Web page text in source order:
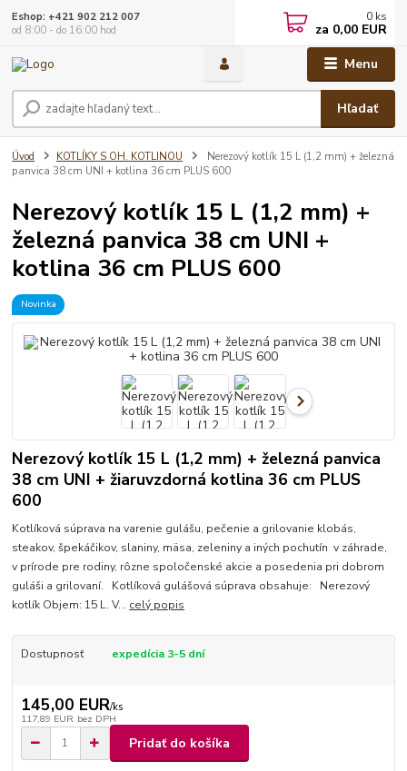
Menu
Hľadať
Eshop: +421 902 212 007
od 8:00 - do 16:00 hod
0 ks
za 0,00 EUR
Úvod KOTLÍKY S OH. KOTLINOU
Nerezový kotlík 15 L (1,2 mm) + železná
panvica 38 cm UNI + kotlina 36 cm PLUS 600
Nerezový kotlík 15 L (1,2 mm) +
železná panvica 38 cm UNI +
kotlina 36 cm PLUS 600
Novinka
Nerezový kotlík 15 L (1,2 mm) + železná panvica
38 cm UNI + žiaruvzdorná kotlina 36 cm PLUS
600
Kotlíková súprava na varenie gulášu, pečenie a grilovanie klobás,
steakov, špekáčikov, slaniny, mäsa, zeleniny a iných pochutín v záhrade,
v prírode pre rodiny, rôzne spoločenské akcie a posedenia pri dobrom
guláši a grilovaní. Kotlíková gulášová súprava obsahuje: Nerezový
kotlík Objem: 15 L. V... celý popis
Dostupnosť expedícia 3-5 dní
145,00 EUR/ks
117,89 EUR bez DPH
Pridať do košíka